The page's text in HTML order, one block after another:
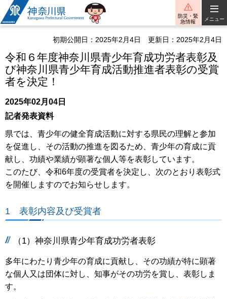
神奈川県
防災・緊
急情報
メニュー
初期公開日：2025年2月4日 更新日：2025年2月4日
令和６年度神奈川県青少年育成功労者表彰及
び神奈川県青少年育成活動推進者表彰の受賞
者を決定！
2025年02月04日
記者発表資料
県では、青少年の健全育成活動に対する県民の理解と参加
を促進し、その活動の推進を図るため、青少年の育成に貢
献し、功績や業績が顕著な個人等を表彰しています。
このたび、令和6年度の受賞者を決定し、次のとおり表彰式
を開催しますのでお知らせします。
1 表彰内容及び受賞者
（1）神奈川県青少年育成功労者表彰
多年にわたり青少年の育成に貢献し、その功績が特に顕著
な個人又は団体に対し、知事がその功労を賞し、表彰しま
す。